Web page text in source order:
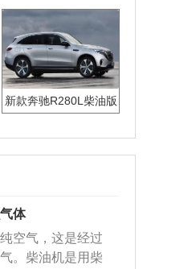
新款奔驰R280L柴油版
体
空气，这是经过
。柴油机是用柴